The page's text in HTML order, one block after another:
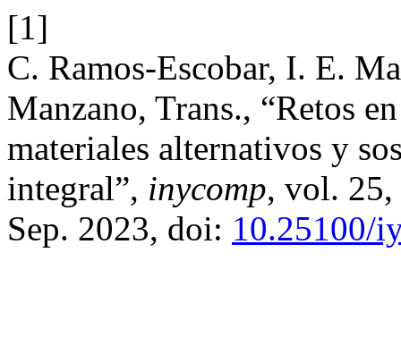
[1]
C. Ramos-Escobar, I. E.
Manzano, Trans., “Retos
materiales alternativos y
integral”, inycomp, vol. 25,
Sep. 2023, doi: 10.25100/